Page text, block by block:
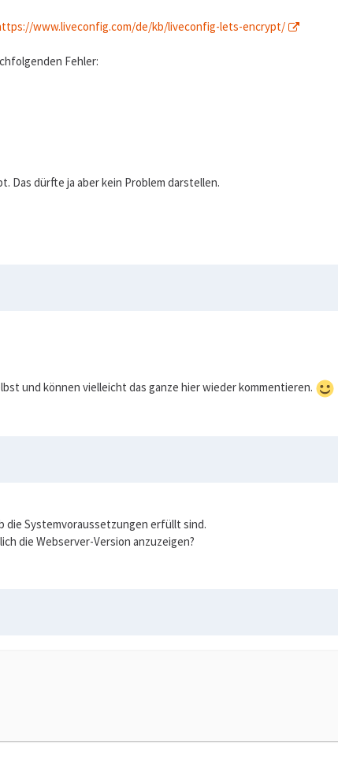
www.liveconfig.com/de/kb/liveconfig-lets-encrypt/
Fehler:
Das dürfte ja aber kein Problem darstellen.
und können vielleicht das ganze hier wieder kommentieren.
die Systemvoraussetzungen erfüllt sind.
die Webserver-Version anzuzeigen?